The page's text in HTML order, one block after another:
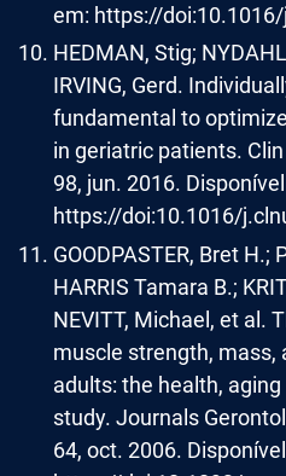
em: https://
HEDMAN, Stig;
IRVING, Gerd.
fundamental to
in geriatric patients.
98, jun. 2016.
https://doi:10.1016/
GOODPASTER, Bret H.;
HARRIS Tamara B.;
NEVITT, Michael, et al.
muscle strength, mass,
adults: the health,
study. Journals
64, oct. 2006.